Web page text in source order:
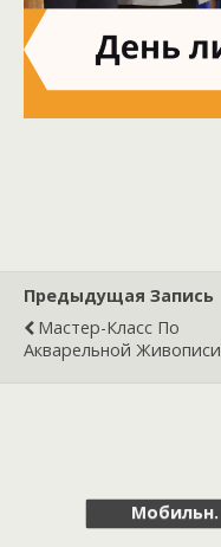
Предыдущая Запись
Мастер-Класс По
Акварельной Живописи
Мобильн.